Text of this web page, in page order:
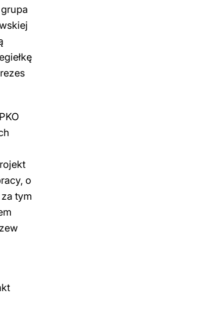
o
tym